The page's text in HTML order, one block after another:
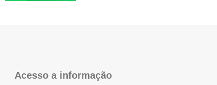
Acesso a informação